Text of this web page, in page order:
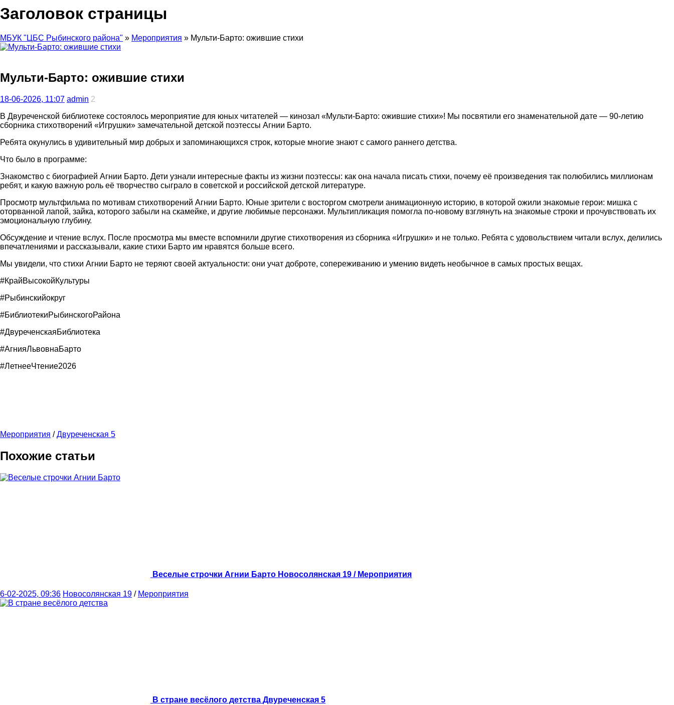
Заголовок страницы
МБУК "ЦБС Рыбинского района" » Мероприятия » Мульти-Барто: ожившие стихи
Мульти-Барто: ожившие стихи
18-06-2026, 11:07 admin 2
В Двуреченской библиотеке состоялось мероприятие для юных читателей — кинозал «Мульти-Барто: ожившие стихи»! Мы посвятили его знаменательной дате — 90‑летию
сборника стихотворений «Игрушки» замечательной детской поэтессы Агнии Барто.
Ребята окунулись в удивительный мир добрых и запоминающихся строк, которые многие знают с самого раннего детства.
Что было в программе:
Знакомство с биографией Агнии Барто. Дети узнали интересные факты из жизни поэтессы: как она начала писать стихи, почему её произведения так полюбились миллионам
ребят, и какую важную роль её творчество сыграло в советской и российской детской литературе.
Просмотр мультфильма по мотивам стихотворений Агнии Барто. Юные зрители с восторгом смотрели анимационную историю, в которой ожили знакомые герои: мишка с
оторванной лапой, зайка, которого забыли на скамейке, и другие любимые персонажи. Мультипликация помогла по‑новому взглянуть на знакомые строки и прочувствовать их
эмоциональную глубину.
Обсуждение и чтение вслух. После просмотра мы вместе вспомнили другие стихотворения из сборника «Игрушки» и не только. Ребята с удовольствием читали вслух, делились
впечатлениями и рассказывали, какие стихи Барто им нравятся больше всего.
Мы увидели, что стихи Агнии Барто не теряют своей актуальности: они учат доброте, сопереживанию и умению видеть необычное в самых простых вещах.
#КрайВысокойКультуры
#Рыбинскийокруг
#БиблиотекиРыбинскогоРайона
#ДвуреченскаяБиблиотека
#АгнияЛьвовнаБарто
#ЛетнееЧтение2026
Мероприятия /Двуреченская 5
Похожие статьи
Веселые строчки Агнии Барто Новосолянская 19 / Мероприятия
6-02-2025, 09:36 Новосолянская 19 / Мероприятия
В стране весёлого детства Двуреченская 5